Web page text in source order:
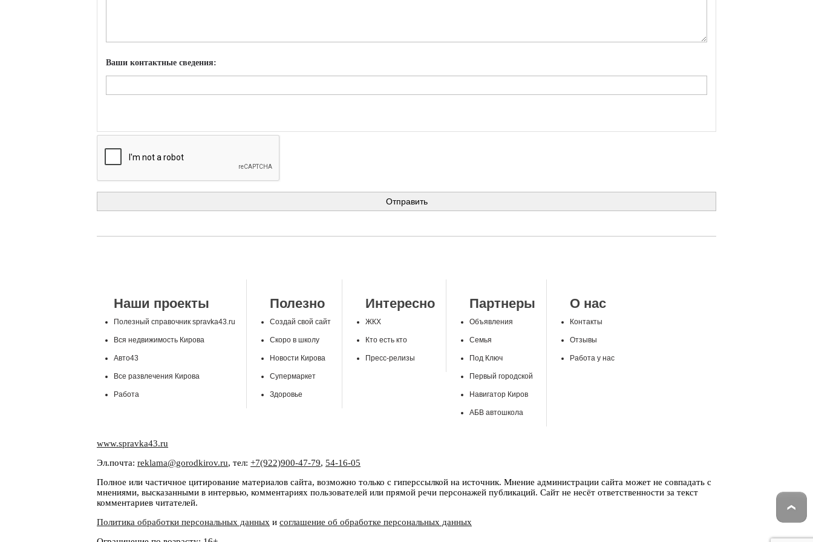
Ваши контактные сведения:
Наши проекты
Полезный справочник spravka43.ru
Вся недвижимость Кирова
Авто43
Все развлечения Кирова
Работа
Полезно
Создай свой сайт
Скоро в школу
Новости Кирова
Супермаркет
Здоровье
Интересно
ЖКХ
Кто есть кто
Пресс-релизы
Партнеры
Объявления
Семья
Под Ключ
Первый городской
Навигатор Киров
АБВ автошкола
О нас
Контакты
Отзывы
Работа у нас
www.spravka43.ru
Эл.почта: reklama@gorodkirov.ru, тел: +7(922)900-47-79, 54-16-05
Полное или частичное цитирование материалов сайта, возможно только с гиперссылкой на источник. Мнение администрации сайта может не совпадать с
мнениями, высказанными в интервью, комментариях пользователей или прямой речи персонажей публикаций. Сайт не несёт ответственности за текст
комментариев читателей.
Политика обработки персональных данных и соглашение об обработке персональных данных